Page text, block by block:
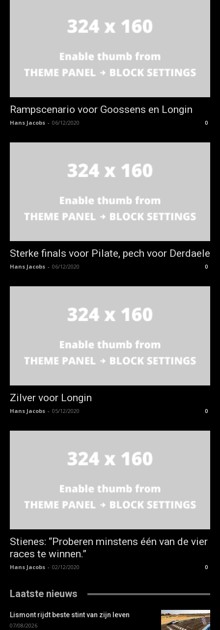
Rampscenario voor Goossens en Longin
Hans Jacobs - 06/12/2020 0
Sterke finals voor Pilate, pech voor Derdaele
Hans Jacobs - 06/12/2020 0
Zilver voor Longin
Hans Jacobs - 05/12/2020 0
Stienes: “Proberen minstens één van de vier
races te winnen.”
Hans Jacobs - 02/12/2020 0
Laatste nieuws
Lismont rijdt beste stint van zijn leven
07/08/2026